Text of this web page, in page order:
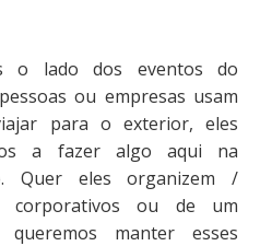
o lado dos eventos do
ou empresas usam
para o exterior, eles
a fazer algo aqui na
Quer eles organizem /
corporativos ou de um
manter esses